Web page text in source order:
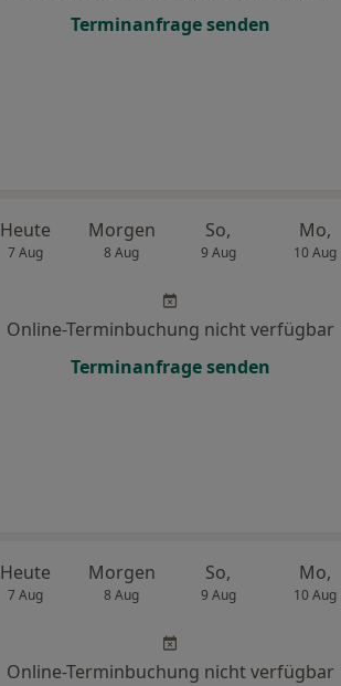
Terminanfrage senden
Heute
7 Aug
Morgen
8 Aug
So,
9 Aug
Mo,
10 Aug
Online-Terminbuchung nicht verfügbar
Terminanfrage senden
Heute
7 Aug
Morgen
8 Aug
So,
9 Aug
Mo,
10 Aug
Online-Terminbuchung nicht verfügbar